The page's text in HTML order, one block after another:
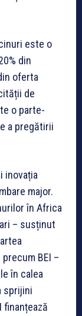
este o
din
oferta
de
o parte-
a pregătirii
inovația
major.
în Africa
– susținut
BEI –
în calea
sprijini
finanțează